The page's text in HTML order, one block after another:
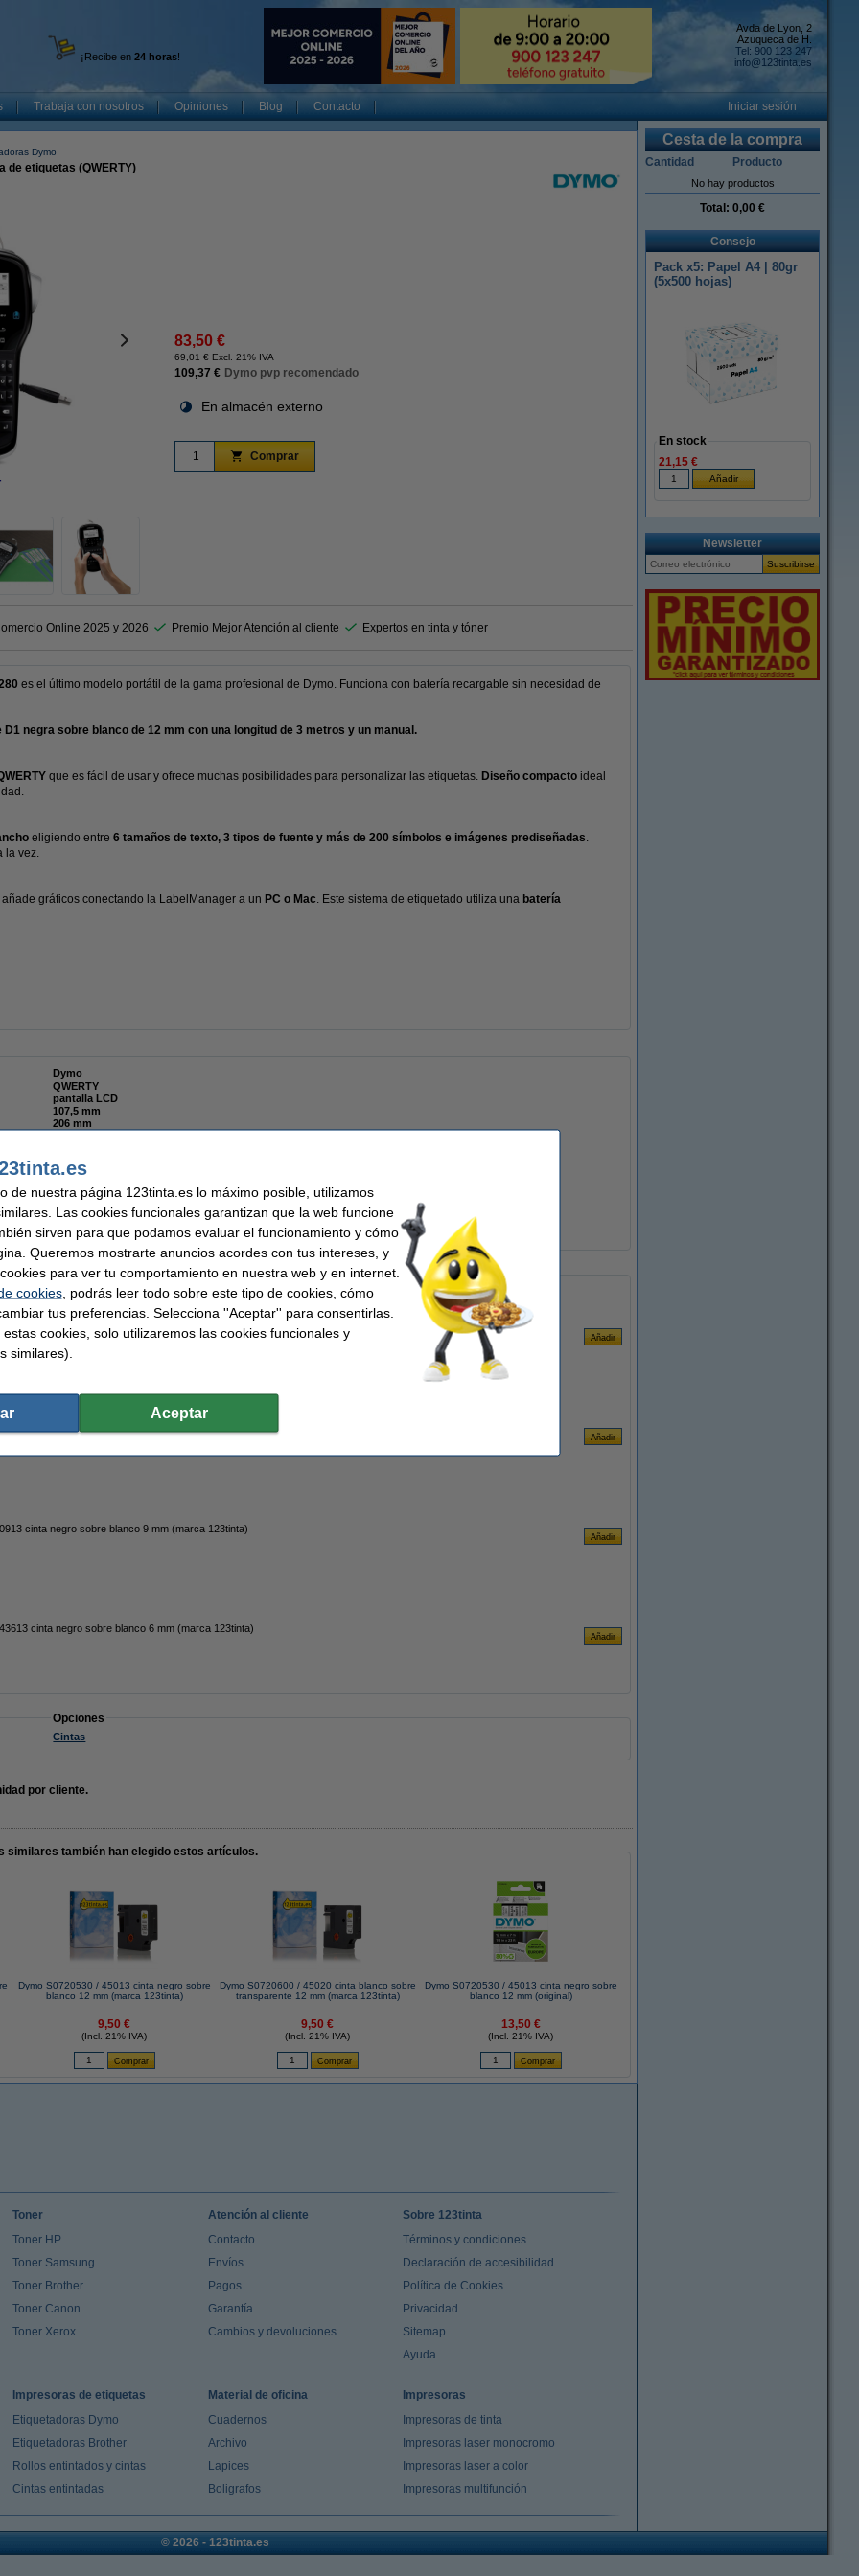
¡Recibe en 24 horas!
Avda de Lyon, 2
Azuqueca de H.
Tel: 900 123 247
info@123tinta.es
Trabaja con nosotros Opiniones Blog Contacto Iniciar sesión
Dymo
de etiquetas (QWERTY)
Ampliar
83,50 €
69,01 € Excl. 21% IVA
109,37 € Dymo pvp recomendado
En almacén externo
Comprar
Online 2025 y 2026 Premio Mejor Atención al cliente Expertos en tinta y tóner
es el último modelo portátil de la gama profesional de Dymo. Funciona con batería recargable sin necesidad de
negra sobre blanco de 12 mm con una longitud de 3 metros y un manual.
que es fácil de usar y ofrece muchas posibilidades para personalizar las etiquetas. Diseño compacto ideal
eligiendo entre 6 tamaños de texto, 3 tipos de fuente y más de 200 símbolos e imágenes prediseñadas.
la vez.
gráficos conectando la LabelManager a un PC o Mac. Este sistema de etiquetado utiliza una batería
Dymo
QWERTY
pantalla LCD
107,5 mm
206 mm
15 mm / seg
9 etiquetas
7
220
batería recargable
cinta negro sobre blanco 12 mm (marca 123tinta)
negro sobre blanco 12 mm 10 cintas 45013 (marca 123tinta)
cinta negro sobre blanco 9 mm (marca 123tinta)
cinta negro sobre blanco 6 mm (marca 123tinta)
Opciones
Cintas
por cliente.
similares también han elegido estos artículos.
Dymo S0720530 / 45013 cinta negro sobre
blanco 12 mm (marca 123tinta)
9,50 €
(Incl. 21% IVA)
Dymo S0720600 / 45020 cinta blanco sobre
transparente 12 mm (marca 123tinta)
9,50 €
(Incl. 21% IVA)
Dymo S0720530 / 45013 cinta negro sobre
blanco 12 mm (original)
13,50 €
(Incl. 21% IVA)
Cesta de la compra
Cantidad Producto
No hay productos
Total: 0,00 €
Consejo
Pack x5: Papel A4 | 80gr
(5x500 hojas)
En stock
21,15 €
Newsletter
Toner
Toner HP
Toner Samsung
Toner Brother
Toner Canon
Toner Xerox
Atención al cliente
Contacto
Envíos
Pagos
Garantía
Cambios y devoluciones
Sobre 123tinta
Términos y condiciones
Declaración de accesibilidad
Política de Cookies
Privacidad
Sitemap
Ayuda
Impresoras de etiquetas
Etiquetadoras Dymo
Etiquetadoras Brother
Rollos entintados y cintas
Cintas entintadas
Material de oficina
Cuadernos
Archivo
Lapices
Boligrafos
Impresoras
Impresoras de tinta
Impresoras laser monocromo
Impresoras laser a color
Impresoras multifunción
© 2026 - 123tinta.es
de nuestra página 123tinta.es lo máximo posible, utilizamos
Las cookies funcionales garantizan que la web funcione
sirven para que podamos evaluar el funcionamiento y cómo
Queremos mostrarte anuncios acordes con tus intereses, y
para ver tu comportamiento en nuestra web y en internet.
cookies, podrás leer todo sobre este tipo de cookies, cómo
tus preferencias. Selecciona ''Aceptar'' para consentirlas.
cookies, solo utilizaremos las cookies funcionales y
similares).
Aceptar